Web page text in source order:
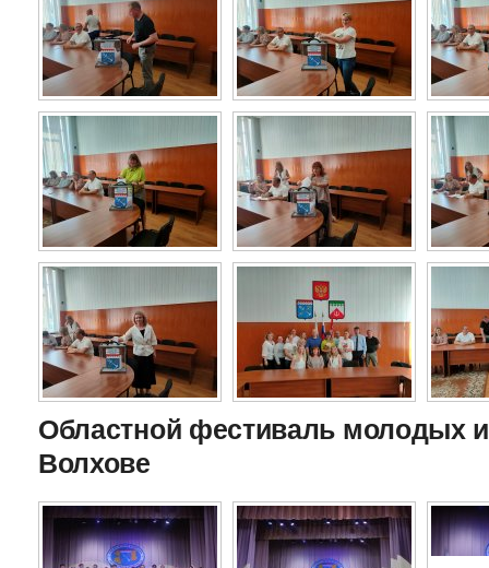
Областной фестиваль молодых
Волхове